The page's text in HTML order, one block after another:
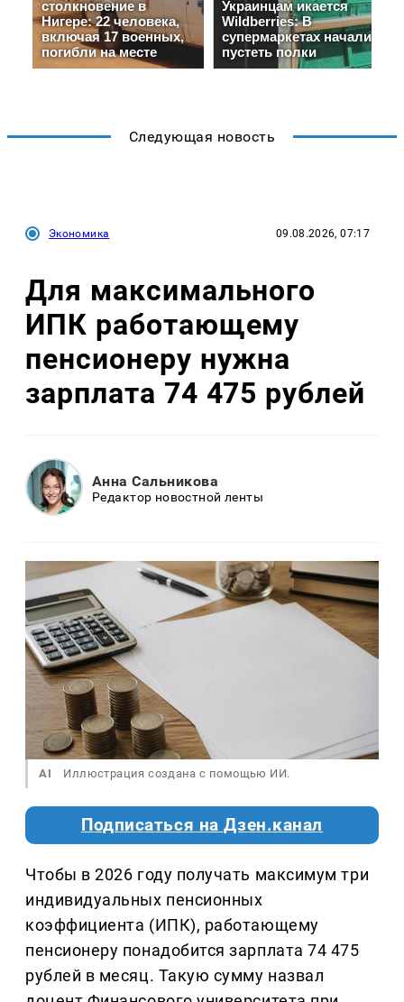
Следующая новость
Экономика 09.08.2026, 07:17
Для максимального
ИПК работающему
пенсионеру нужна
зарплата 74 475 рублей
Анна Сальникова
Редактор новостной ленты
AI Иллюстрация создана с помощью ИИ.
Подписаться на Дзен.канал
Чтобы в 2026 году получать максимум три
индивидуальных пенсионных
коэффициента (ИПК), работающему
пенсионеру понадобится зарплата 74 475
рублей в месяц. Такую сумму назвал